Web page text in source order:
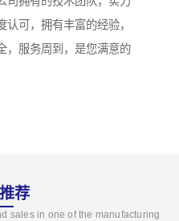
可，拥有丰富的经验，
，服务周到，是您满意的
荐
sales in one of the manufacturing